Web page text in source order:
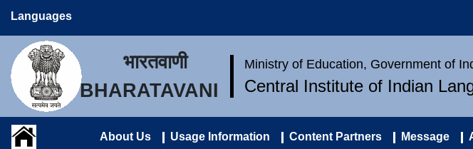
Languages
भारतवाणी
BHARATAVANI
Ministry of Education, Government of
Central Institute of Indian
About Us Usage Information Content Partners Message